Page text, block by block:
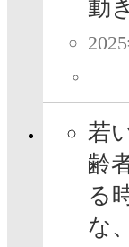
動
若
齢
る
な